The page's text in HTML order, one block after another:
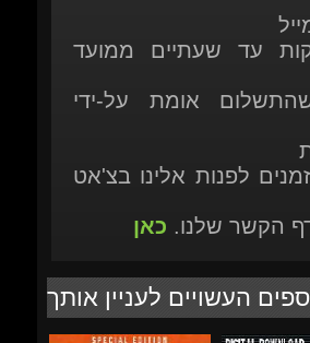
לפנות אלינו בצ'אט
דף הקשר שלנו.
העשויים לעניין אותך